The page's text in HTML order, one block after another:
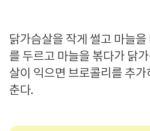
닭가슴살을 작게 썰고 마늘
를 두르고 마늘을 볶다가 닭
살이 익으면 브로콜리를 추
춘다.